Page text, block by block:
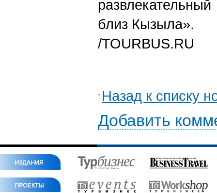
близ Кызыла».
/TOURBUS.RU
Назад к списку
Добавить